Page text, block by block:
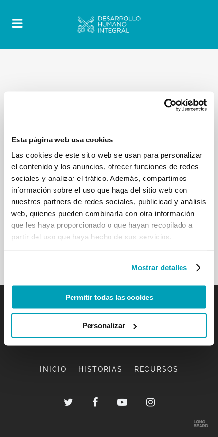
Esta página web usa cookies
Las cookies de este sitio web se usan para personalizar
el contenido y los anuncios, ofrecer funciones de redes
sociales y analizar el tráfico. Además, compartimos
información sobre el uso que haga del sitio web con
nuestros partners de redes sociales, publicidad y análisis
web, quienes pueden combinarla con otra información
que les haya proporcionado o que hayan recopilado a
partir del uso que haya hecho de sus servicios.
Mostrar detalles
Permitir todas las cookies
Personalizar
INICIO HISTORIAS RECURSOS